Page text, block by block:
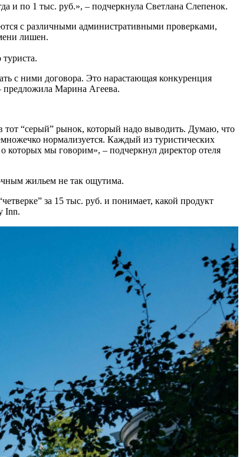
и по 1 тыс. руб.», – подчеркнула Светлана Слепенок.
с различными административными проверками,
лишен.
с ними договора. Это нарастающая конкуренция
предложила Марина Агеева.
тот “серый” рынок, который надо выводить. Думаю, что
нормализуется. Каждый из туристических
которых мы говорим», – подчеркнул директор отеля
жильем не так ощутима.
за 15 тыс. руб. и понимает, какой продукт
Inn.